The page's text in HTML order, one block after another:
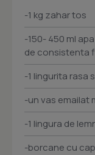
-1 kg zahar tos
-150- 450 ml
de consistenta
-1 lingurita rasa
-un vas emailat
-1 lingura de
-borcane cu